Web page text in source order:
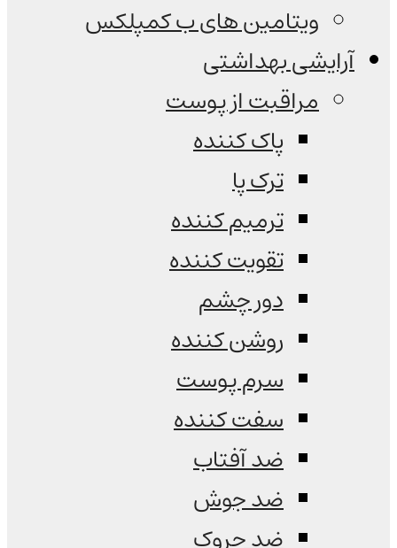
ویتامین های ب کمپلکس
آرایشی بهداشتی
مراقبت از پوست
پاک کننده
ترک پا
ترمیم کننده
تقویت کننده
دور چشم
روشن کننده
سرم پوست
سفت کننده
ضد آفتاب
ضد جوش
ضد چروک